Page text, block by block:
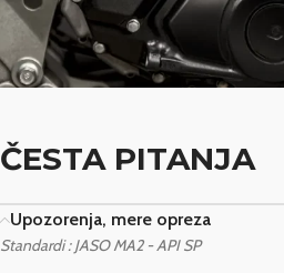
ČESTA PITANJA
Upozorenja, mere opreza
Standardi : JASO MA2 - API SP